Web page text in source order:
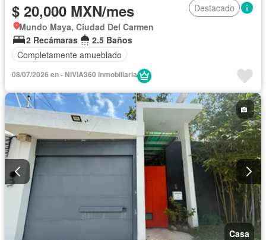
$ 20,000 MXN/mes
Destacado
Mundo Maya, Ciudad Del Carmen
2 Recámaras
2.5 Baños
Completamente amueblado
08/07/2026 en - NIVIA360 Inmobiliaria
Casa